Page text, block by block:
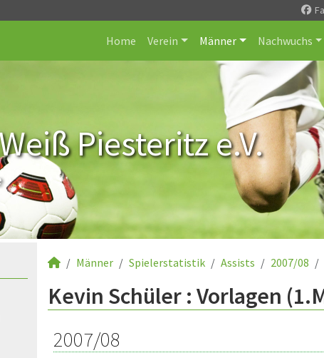
Home Verein Männer Nachwuchs
Piesteritz e.V.
Männer Spielerstatistik Assists 2007/08
Kevin Schüler : Vorlagen
2007/08